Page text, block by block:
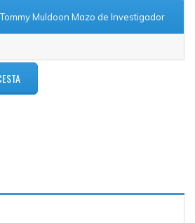
Muldoon Mazo de Investigador